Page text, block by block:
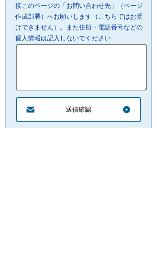
接このページの「お問い合わせ先」（ページ
作成部署）へお願いします（こちらではお受
けできません）。また住所・電話番号などの
個人情報は記入しないでください